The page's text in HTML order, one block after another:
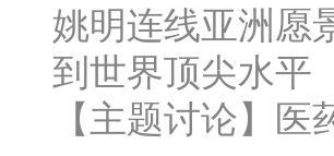
姚明连线亚洲愿
到世界顶尖水平
【主题讨论】